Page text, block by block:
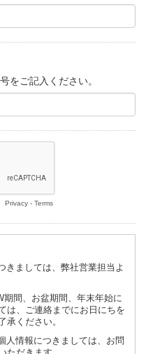
をご記入ください。
Privacy - Terms
きましては、弊社営業担当よ
間、お盆期間、年末年始に
は、ご連絡までにお日にちを
承ください。
人情報につきましては、お問